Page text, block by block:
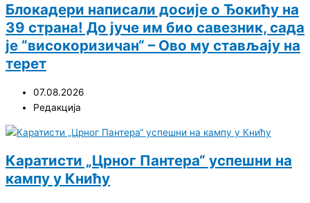
Блокадери написали досије о Ђокићу на
39 страна! До јуче им био савезник, сада
је “високоризичан“ – Ово му стављају на
терет
07.08.2026
Редакција
Каратисти „Црног Пантера“ успешни на
кампу у Книћу